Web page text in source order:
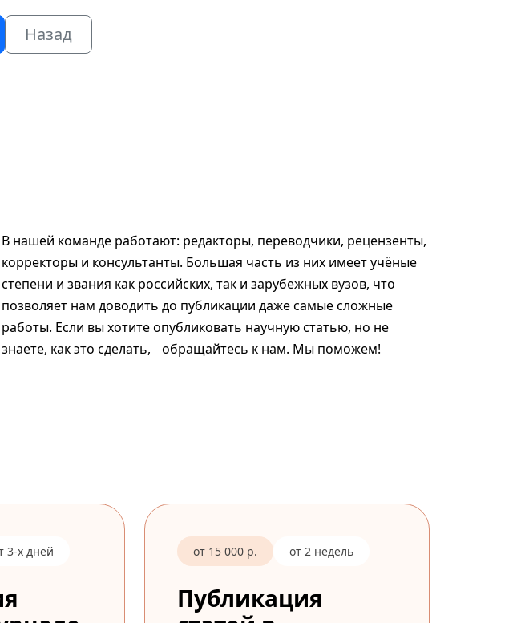
Назад
В нашей команде работают: редакторы, переводчики, рецензенты,
корректоры и консультанты. Большая часть из них имеет учёные
степени и звания как российских, так и зарубежных вузов, что
позволяет нам доводить до публикации даже самые сложные
работы. Если вы хотите опубликовать научную статью, но не
знаете, как это сделать, обращайтесь к нам. Мы поможем!
3-х дней от 15 000 р. от 2 недель
Публикация